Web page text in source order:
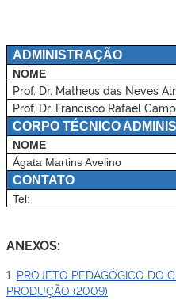
ADMINISTRAÇÃO
NOME
Prof. Dr. Matheus das Neves
Prof. Dr. Francisco Rafael
CORPO TÉCNICO
NOME
Ágata Martins Avelino
CONTATO
Tel:
ANEXOS:
1. PROJETO PEDAGÓGICO DO
PRODUÇÃO (2009)